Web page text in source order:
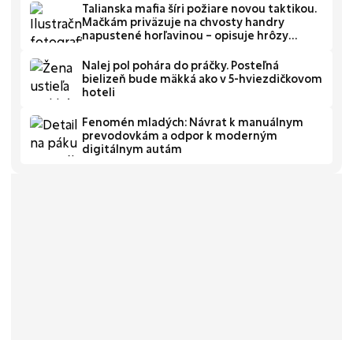
Talianska mafia šíri požiare novou taktikou.
Mačkám priväzuje na chvosty handry
napustené horľavinou – opisuje hrôzy
Nalej pol pohára do práčky. Posteľná
bielizeň bude mäkká ako v 5-hviezdičkovom
hoteli
Fenomén mladých: Návrat k manuálnym
prevodovkám a odpor k moderným
digitálnym autám